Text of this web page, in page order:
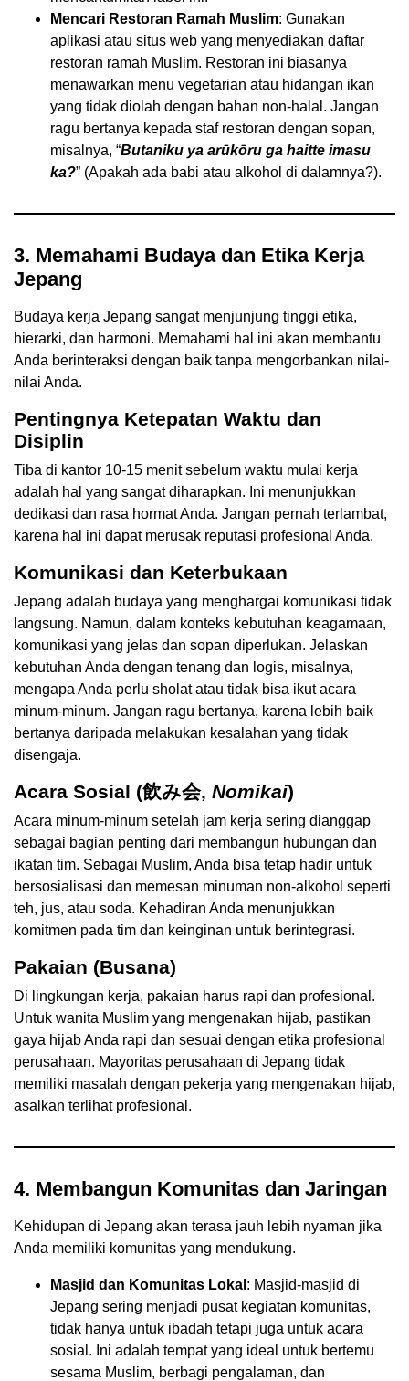
Mencari Restoran Ramah Muslim: Gunakan
aplikasi atau situs web yang menyediakan daftar
restoran ramah Muslim. Restoran ini biasanya
menawarkan menu vegetarian atau hidangan ikan
yang tidak diolah dengan bahan non-halal. Jangan
ragu bertanya kepada staf restoran dengan sopan,
misalnya, “Butaniku ya arūkōru ga haitte imasu
ka?” (Apakah ada babi atau alkohol di dalamnya?).
3. Memahami Budaya dan Etika Kerja
Jepang
Budaya kerja Jepang sangat menjunjung tinggi etika,
hierarki, dan harmoni. Memahami hal ini akan membantu
Anda berinteraksi dengan baik tanpa mengorbankan nilai-
nilai Anda.
Pentingnya Ketepatan Waktu dan
Disiplin
Tiba di kantor 10-15 menit sebelum waktu mulai kerja
adalah hal yang sangat diharapkan. Ini menunjukkan
dedikasi dan rasa hormat Anda. Jangan pernah terlambat,
karena hal ini dapat merusak reputasi profesional Anda.
Komunikasi dan Keterbukaan
Jepang adalah budaya yang menghargai komunikasi tidak
langsung. Namun, dalam konteks kebutuhan keagamaan,
komunikasi yang jelas dan sopan diperlukan. Jelaskan
kebutuhan Anda dengan tenang dan logis, misalnya,
mengapa Anda perlu sholat atau tidak bisa ikut acara
minum-minum. Jangan ragu bertanya, karena lebih baik
bertanya daripada melakukan kesalahan yang tidak
disengaja.
Acara Sosial (飲み会, Nomikai)
Acara minum-minum setelah jam kerja sering dianggap
sebagai bagian penting dari membangun hubungan dan
ikatan tim. Sebagai Muslim, Anda bisa tetap hadir untuk
bersosialisasi dan memesan minuman non-alkohol seperti
teh, jus, atau soda. Kehadiran Anda menunjukkan
komitmen pada tim dan keinginan untuk berintegrasi.
Pakaian (Busana)
Di lingkungan kerja, pakaian harus rapi dan profesional.
Untuk wanita Muslim yang mengenakan hijab, pastikan
gaya hijab Anda rapi dan sesuai dengan etika profesional
perusahaan. Mayoritas perusahaan di Jepang tidak
memiliki masalah dengan pekerja yang mengenakan hijab,
asalkan terlihat profesional.
4. Membangun Komunitas dan Jaringan
Kehidupan di Jepang akan terasa jauh lebih nyaman jika
Anda memiliki komunitas yang mendukung.
Masjid dan Komunitas Lokal : Masjid-masjid di
Jepang sering menjadi pusat kegiatan komunitas,
tidak hanya untuk ibadah tetapi juga untuk acara
sosial. Ini adalah tempat yang ideal untuk bertemu
sesama Muslim, berbagi pengalaman, dan